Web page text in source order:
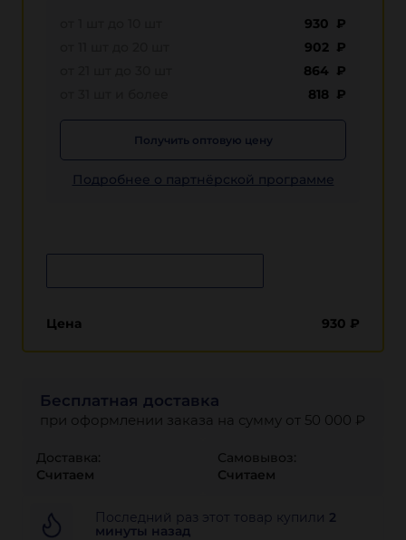
930 ₽
902 ₽
864 ₽
818 ₽
Получить оптовую цену
Подробнее о партнёрской программе
Цена 930 ₽
Бесплатная доставка
при оформлении заказа на сумму от 50 000 ₽
Доставка:
Считаем
Самовывоз:
Считаем
Последний раз этот товар купили 2
минуты назад